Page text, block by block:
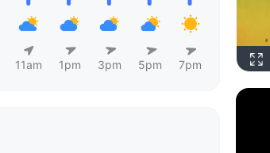
11am 1pm 3pm 5pm 7pm